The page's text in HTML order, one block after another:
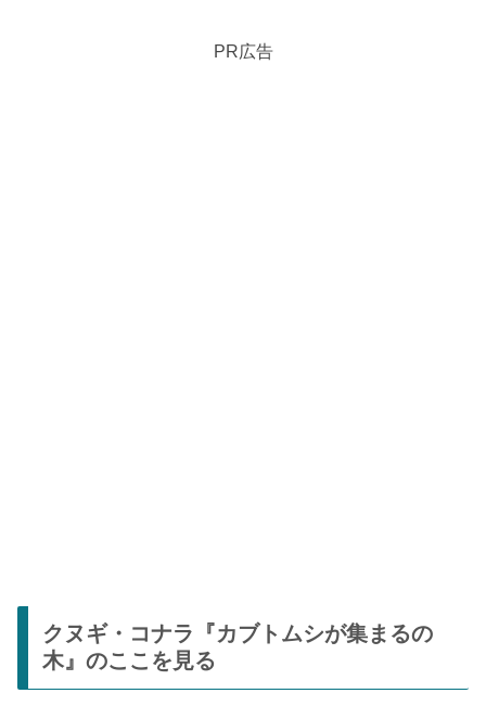
PR広告
クヌギ・コナラ『カブトムシが集まるの
木』のここを見る